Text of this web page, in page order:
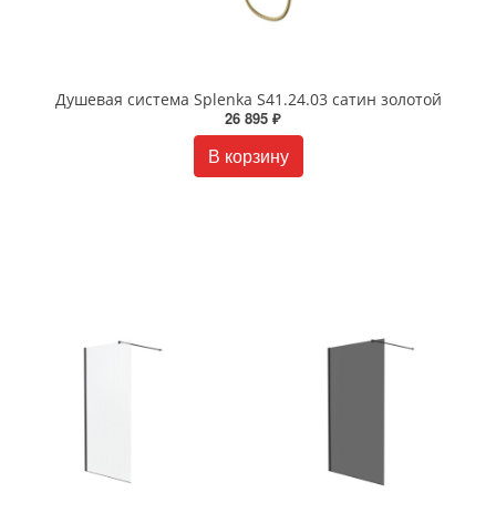
Душевая система Splenka S41.24.03 сатин золотой
26 895 ₽
В корзину